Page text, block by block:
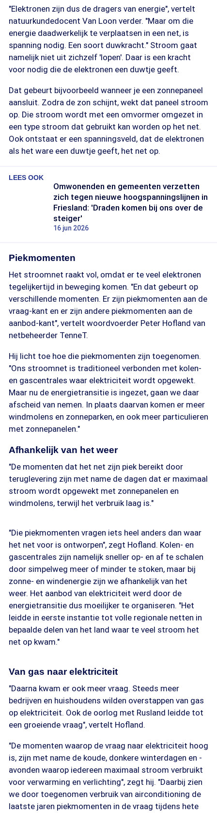
Hofland van netbeheerder TenneT. "Door heel
Nederland lopen snelwegen: dat is het
hoogspanningsnet van TenneT. Daar zijn alleen
tientallen zeer grote verbruikers en opwekkers
van elektriciteit rechtstreeks op aangesloten."
"Dan heb je provinciale wegen: dat zijn de
middenspanningsnetten van Liander, Stedin en
Enexis. Daar zijn vrijwel alle bedrijven op
aangesloten, denk aan supermarkten, kantoren en
kleine fabrieken", gaat Hofland verder. "En dan heb
je rotondes: dat zijn de transformatorhuisjes bij
jou in de wijk. Die zetten de middenspanning om
gebruiken."
"Elektronen zijn dus de dragers van energie", vertelt
natuurkundedocent Van Loon verder. "Maar om die
energie daadwerkelijk te verplaatsen in een net, is
spanning nodig. Een soort duwkracht." Stroom gaat
namelijk niet uit zichzelf 'lopen'. Daar is een kracht
voor nodig die de elektronen een duwtje geeft.
Dat gebeurt bijvoorbeeld wanneer je een zonnepaneel
aansluit. Zodra de zon schijnt, wekt dat paneel stroom
op. Die stroom wordt met een omvormer omgezet in
een type stroom dat gebruikt kan worden op het net.
Ook ontstaat er een spanningsveld, dat de elektronen
als het ware een duwtje geeft, het net op.
LEES OOK
Omwonenden en gemeenten verzetten
zich tegen nieuwe hoogspanningslijnen in
Friesland: 'Draden komen bij ons over de
steiger'
16 jun 2026
Piekmomenten
Het stroomnet raakt vol, omdat er te veel elektronen
tegelijkertijd in beweging komen. "En dat gebeurt op
verschillende momenten. Er zijn piekmomenten aan de
vraag-kant en er zijn andere piekmomenten aan de
aanbod-kant", vertelt woordvoerder Peter Hofland van
netbeheerder TenneT.
Hij licht toe hoe die piekmomenten zijn toegenomen.
"Ons stroomnet is traditioneel verbonden met kolen-
en gascentrales waar elektriciteit wordt opgewekt.
Maar nu de energietransitie is ingezet, gaan we daar
afscheid van nemen. In plaats daarvan komen er meer
windmolens en zonneparken, en ook meer particulieren
met zonnepanelen."
Afhankelijk van het weer
"De momenten dat het net zijn piek bereikt door
teruglevering zijn met name de dagen dat er maximaal
stroom wordt opgewekt met zonnepanelen en
windmolens, terwijl het verbruik laag is."
"Die piekmomenten vragen iets heel anders dan waar
het net voor is ontworpen", zegt Hofland. Kolen- en
gascentrales zijn namelijk sneller op- en af te schalen
door simpelweg meer of minder te stoken, maar bij
zonne- en windenergie zijn we afhankelijk van het
weer. Het aanbod van elektriciteit werd door de
energietransitie dus moeilijker te organiseren. "Het
leidde in eerste instantie tot volle regionale netten in
bepaalde delen van het land waar te veel stroom het
net op kwam."
Van gas naar elektriciteit
"Daarna kwam er ook meer vraag. Steeds meer
bedrijven en huishoudens wilden overstappen van gas
op elektriciteit. Ook de oorlog met Rusland leidde tot
een groeiende vraag", vertelt Hofland.
"De momenten waarop de vraag naar elektriciteit hoog
is, zijn met name de koude, donkere winterdagen en -
avonden waarop iedereen maximaal stroom verbruikt
voor verwarming en verlichting", zegt hij. "Daarbij zien
we door toegenomen verbruik van airconditioning de
laatste jaren piekmomenten in de vraag tijdens hete